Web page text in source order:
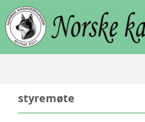
styremøte